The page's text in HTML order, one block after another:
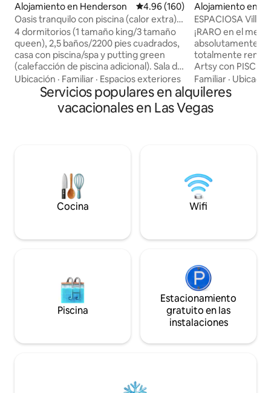
Alojamiento en Henderson Calificación promedio: 4.96 de
4.96 (160)
Oasis tranquilo con piscina (calor extra)
Spa/minigolf.
4 dormitorios (1 tamaño king/3 tamaño
queen), 2,5 baños/2200 pies cuadrados,
casa con piscina/spa y putting green
(calefacción de piscina adicional). Sala de
juegos, cocina bien surtida, sala de estar
con TV inteligente de 60 pulgadas,
hermosa piscina climatizada y spa
relajante. La cascada y el putting green
la piscina recientemente renovada,
mesa al aire libre con asientos/zona de
estar en el patio cubierto. Para obtener
Ubicación · Familiar · Espacios exteriores
Alojamiento en
ESPACIOSA Villa
5*/FRANJA/
CHEF/Oficina.
¡RARO en el
absolutamente
totalmente
Artsy con
NEGOCIOS,
corazón del
minutos en auto
minutos del
con esmero y
necesario, esta
tus necesidades
Familiar ·
Servicios populares en alquileres
vacacionales en Las Vegas
Cocina Wifi
Piscina
Estacionamiento
gratuito en las
instalaciones